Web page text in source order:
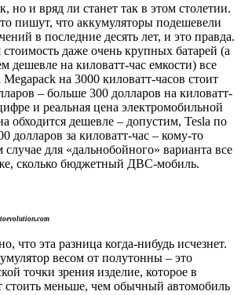
но и вряд ли станет так в этом столетии.
пишут, что аккумуляторы подешевели
в последние десять лет, и это правда.
даже очень крупных батарей (а
дешевле на киловатт-час емкости) все
на 3000 киловатт-часов стоит
– больше 300 долларов на киловатт-
и реальная цена электромобильной
обходится дешевле – допустим, Tesla по
долларов за киловатт-час – кому-то
для «дальнобойного» варианта все
сколько бюджетный ДВС-мобиль.
что эта разница когда-нибудь исчезнет.
весом от полутонны – это
точки зрения изделие, которое в
меньше, чем обычный автомобиль